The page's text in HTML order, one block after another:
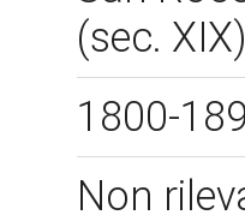
(sec.
1800-
Non